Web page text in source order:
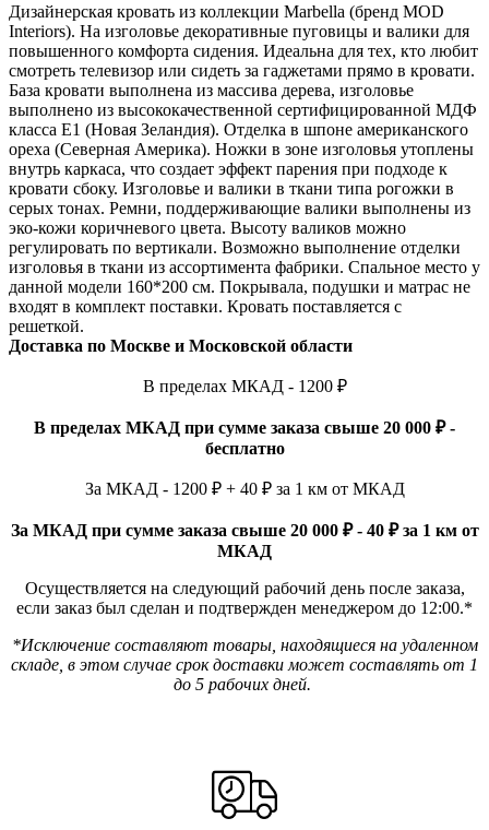
Дизайнерская кровать из коллекции Marbella (бренд MOD
Interiors). На изголовье декоративные пуговицы и валики для
повышенного комфорта сидения. Идеальна для тех, кто любит
смотреть телевизор или сидеть за гаджетами прямо в кровати.
База кровати выполнена из массива дерева, изголовье
выполнено из высококачественной сертифицированной МДФ
класса Е1 (Новая Зеландия). Отделка в шпоне американского
ореха (Северная Америка). Ножки в зоне изголовья утоплены
внутрь каркаса, что создает эффект парения при подходе к
кровати сбоку. Изголовье и валики в ткани типа рогожки в
серых тонах. Ремни, поддерживающие валики выполнены из
эко-кожи коричневого цвета. Высоту валиков можно
регулировать по вертикали. Возможно выполнение отделки
изголовья в ткани из ассортимента фабрики. Спальное место у
данной модели 160*200 см. Покрывала, подушки и матрас не
входят в комплект поставки. Кровать поставляется с
решеткой.
Доставка по Москве и Московской области
В пределах МКАД - 1200 ₽
В пределах МКАД при сумме заказа свыше 20 000 ₽ -
бесплатно
За МКАД - 1200 ₽ + 40 ₽ за 1 км от МКАД
За МКАД при сумме заказа свыше 20 000 ₽ - 40 ₽ за 1 км от
МКАД
Осуществляется на следующий рабочий день после заказа,
если заказ был сделан и подтвержден менеджером до 12:00.*
*Исключение составляют товары, находящиеся на удаленном
складе, в этом случае срок доставки может составлять от 1
до 5 рабочих дней.